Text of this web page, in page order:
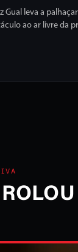
Gual leva a
ao ar livre da